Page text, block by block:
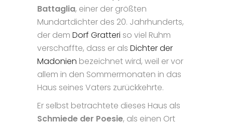
Battaglia, einer der größten
Mundartdichter des 20. Jahrhunderts,
der dem Dorf Gratteri so viel Ruhm
verschaffte, dass er als Dichter der
Madonien bezeichnet wird, weil er vor
allem in den Sommermonaten in das
Haus seines Vaters zurückkehrte.
Er selbst betrachtete dieses Haus als
Schmiede der Poesie, als einen Ort